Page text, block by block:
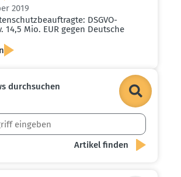
2019
DSGVO-
14,5 Mio. EUR gegen Deutsche
durch­suchen